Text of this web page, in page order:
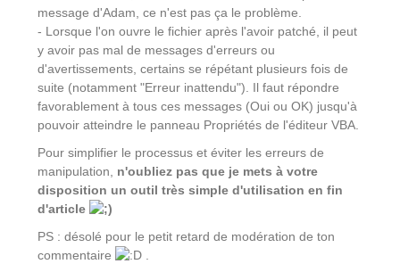
message d'Adam, ce n'est pas ça le problème.
- Lorsque l'on ouvre le fichier après l'avoir patché, il peut
y avoir pas mal de messages d'erreurs ou
d'avertissements, certains se répétant plusieurs fois de
suite (notamment "Erreur inattendu"). Il faut répondre
favorablement à tous ces messages (Oui ou OK) jusqu'à
pouvoir atteindre le panneau Propriétés de l'éditeur VBA.
Pour simplifier le processus et éviter les erreurs de
manipulation, n'oubliez pas que je mets à votre
disposition un outil très simple d'utilisation en fin
d'article
PS : désolé pour le petit retard de modération de ton
commentaire